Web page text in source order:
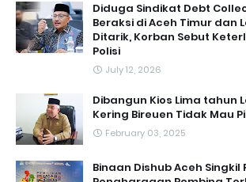
Diduga Sindikat Debt
Beraksi di Aceh Timur dan
Ditarik, Korban Sebut
Polisi
July 12, 2026
Dibangun Kios Lima tahun
Kering Bireuen Tidak Mau
February 03, 2025
Binaan Dishub Aceh Singkil